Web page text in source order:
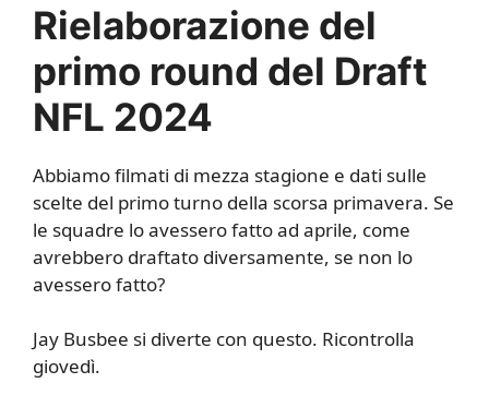
Rielaborazione del
primo round del Draft
NFL 2024
Abbiamo filmati di mezza stagione e dati sulle
scelte del primo turno della scorsa primavera. Se
le squadre lo avessero fatto ad aprile, come
avrebbero draftato diversamente, se non lo
avessero fatto?
Jay Busbee si diverte con questo. Ricontrolla
giovedì.